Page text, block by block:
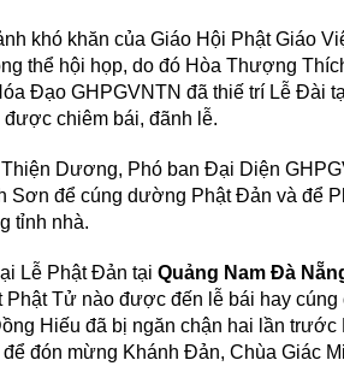
khó khăn của Giáo Hội Phật Giáo
thể hội họp, do đó Hòa Thượng
Đạo GHPGVNTN đã thiế trí Lễ Đài
chiêm bái, đãnh lễ.
Dương, Phó ban Đại Diện
Sơn để cúng dường Phật Đản và để
tỉnh nhà.
Lễ Phật Đản tạiQuảng Nam Đà
Phật Tử nào được đến lễ bái hay
Hiếu đã bị ngăn chận hai lần
để đón mừng Khánh Đản, Chùa Giác